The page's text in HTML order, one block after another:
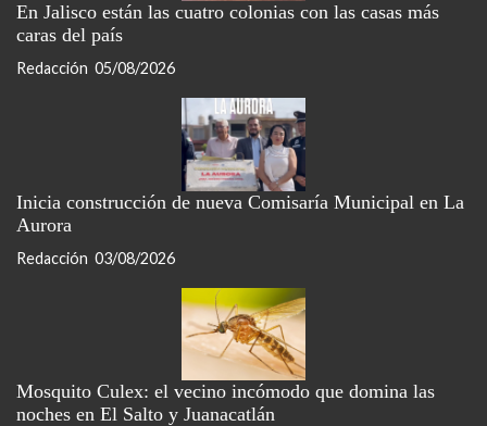
En Jalisco están las cuatro colonias con las casas más
caras del país
Redacción 05/08/2026
Inicia construcción de nueva Comisaría Municipal en La
Aurora
Redacción 03/08/2026
Mosquito Culex: el vecino incómodo que domina las
noches en El Salto y Juanacatlán